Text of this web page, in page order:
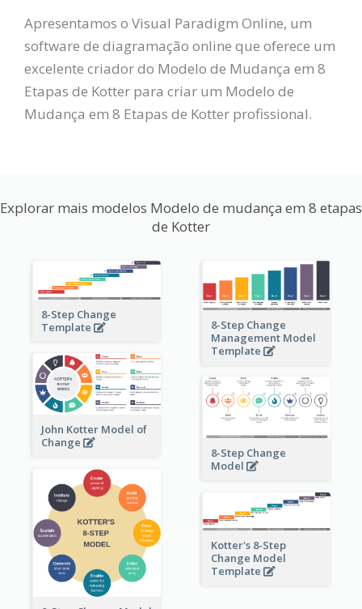
Apresentamos o Visual Paradigm Online, um
software de diagramação online que oferece um
excelente criador do Modelo de Mudança em 8
Etapas de Kotter para criar um Modelo de
Mudança em 8 Etapas de Kotter profissional.
Explorar mais modelos Modelo de mudança em 8 etapas
de Kotter
8-Step Change
Template
8-Step Change
Management Model
Template
John Kotter Model of
Change
8-Step Change
Model
Kotter's 8-Step
Change Model
Template